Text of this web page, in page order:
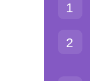
1
2